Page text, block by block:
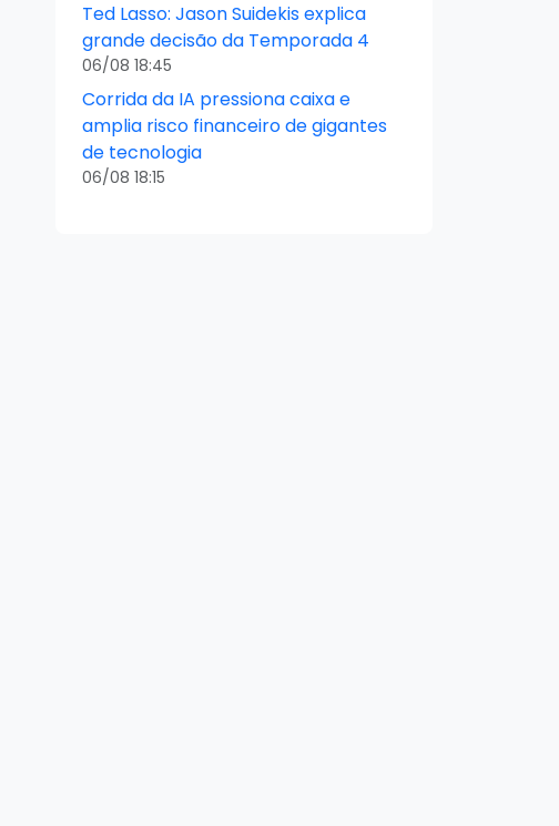
Ted Lasso: Jason Suidekis explica
grande decisão da Temporada 4
06/08 18:45
Corrida da IA pressiona caixa e
amplia risco financeiro de gigantes
de tecnologia
06/08 18:15